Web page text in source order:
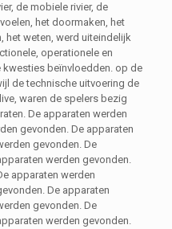
de mobiele rivier, de
het doormaken, het
het weten, werd uiteindelijk
operationele en
beïnvloedden. op de
de technische uitvoering de
waren de spelers bezig
De apparaten werden
gevonden. De apparaten
gevonden. De
werden gevonden.
apparaten werden
De apparaten
gevonden. De
werden gevonden.